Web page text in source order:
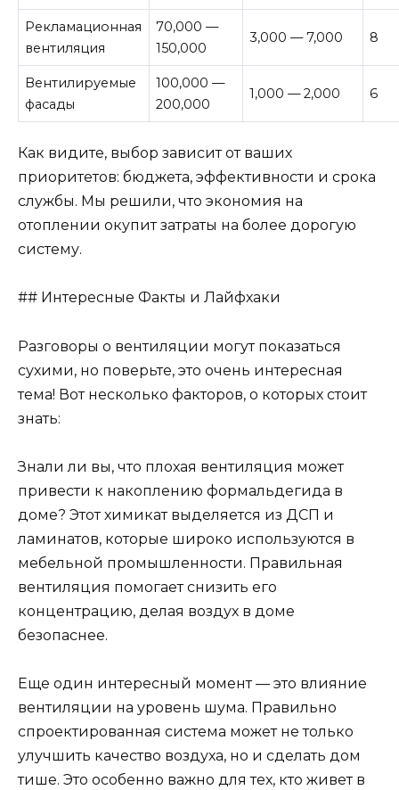
Рекламационная
вентиляция
70,000 —
150,000
3,000 — 7,000 8
Вентилируемые
фасады
100,000 —
200,000
1,000 — 2,000 6
Как видите, выбор зависит от ваших
приоритетов: бюджета, эффективности и срока
службы. Мы решили, что экономия на
отоплении окупит затраты на более дорогую
систему.
## Интересные Факты и Лайфхаки
Разговоры о вентиляции могут показаться
сухими, но поверьте, это очень интересная
тема! Вот несколько факторов, о которых стоит
знать:
Знали ли вы, что плохая вентиляция может
привести к накоплению формальдегида в
доме? Этот химикат выделяется из ДСП и
ламинатов, которые широко используются в
мебельной промышленности. Правильная
вентиляция помогает снизить его
концентрацию, делая воздух в доме
безопаснее.
Еще один интересный момент — это влияние
вентиляции на уровень шума. Правильно
спроектированная система может не только
улучшить качество воздуха, но и сделать дом
тише. Это особенно важно для тех, кто живет в